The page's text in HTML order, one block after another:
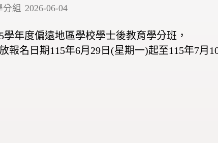
分組 2026-06-04
學年度偏遠地區學校學士後教育學分班，
報名日期115年6月29日(星期一)起至115年7月